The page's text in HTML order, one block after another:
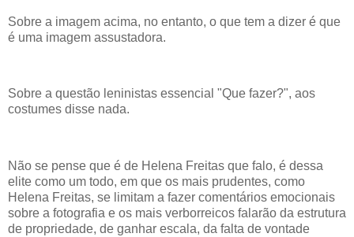
Sobre a imagem acima, no entanto, o que tem a dizer é que
é uma imagem assustadora.
Sobre a questão leninistas essencial "Que fazer?", aos
costumes disse nada.
Não se pense que é de Helena Freitas que falo, é dessa
elite como um todo, em que os mais prudentes, como
Helena Freitas, se limitam a fazer comentários emocionais
sobre a fotografia e os mais verborreicos falarão da estrutura
de propriedade, de ganhar escala, da falta de vontade